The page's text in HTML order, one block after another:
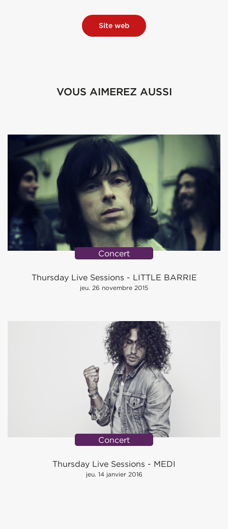
Site web
VOUS AIMEREZ AUSSI
Concert
Thursday Live Sessions - LITTLE BARRIE
jeu. 26 novembre 2015
Concert
Thursday Live Sessions - MEDI
jeu. 14 janvier 2016